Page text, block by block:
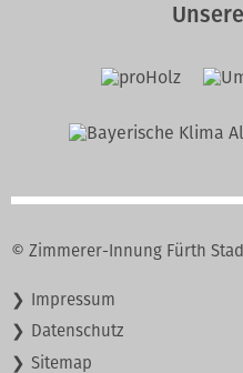
© Zimmerer-Innung Fürth
Navigation
überspringen
Impressum
Datenschutz
Sitemap